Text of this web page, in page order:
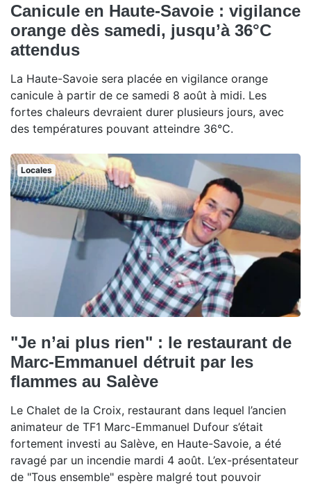
Canicule en Haute-Savoie : vigilance
orange dès samedi, jusqu’à 36°C
attendus
La Haute-Savoie sera placée en vigilance orange
canicule à partir de ce samedi 8 août à midi. Les
fortes chaleurs devraient durer plusieurs jours, avec
des températures pouvant atteindre 36°C.
Locales
"Je n’ai plus rien" : le restaurant de
Marc-Emmanuel détruit par les
flammes au Salève
Le Chalet de la Croix, restaurant dans lequel l’ancien
animateur de TF1 Marc-Emmanuel Dufour s’était
fortement investi au Salève, en Haute-Savoie, a été
ravagé par un incendie mardi 4 août. L’ex-présentateur
de "Tous ensemble" espère malgré tout pouvoir